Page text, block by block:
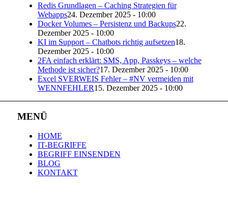
Redis Grundlagen – Caching Strategien für
Webapps24. Dezember 2025 - 10:00
Docker Volumes – Persistenz und Backups22.
Dezember 2025 - 10:00
KI im Support – Chatbots richtig aufsetzen18.
Dezember 2025 - 10:00
2FA einfach erklärt: SMS, App, Passkeys – welche
Methode ist sicher?17. Dezember 2025 - 10:00
Excel SVERWEIS Fehler – #NV vermeiden mit
WENNFEHLER15. Dezember 2025 - 10:00
MENÜ
HOME
IT-BEGRIFFE
BEGRIFF EINSENDEN
BLOG
KONTAKT